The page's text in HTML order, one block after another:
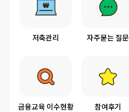
저축관리 자주묻는 질문
금융교육 이수현황 참여후기